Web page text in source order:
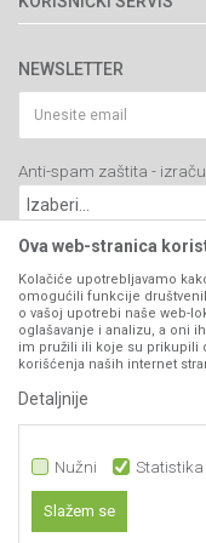
34000 Kragujevac,
PIB: 102135221
Matični broj: 07593252
Prodavnice
Brendovi
Katalozi
Blog
Najčešća pitanja
Politika privatnosti
Kako kupiti
Isporuka
Click & Collect
Načini plaćanja
Plaćanje karticama
Web kredit Raiffeisen
Pravo na odustajanje
Reklamacije
Zamena artikala
NEWSLETTER
Anti-spam zaštita -
VIBER I SMS
PRATITE NAS
Ova web-stranica
Kolačiće upotrebljavamo
omogućili funkcije
o vašoj upotrebi naše web-
oglašavanje i analizu, a oni
im pružili ili koje su prikupili
korišćenja naših internet
Detaljnije
Nužni Statistika
Slažem se